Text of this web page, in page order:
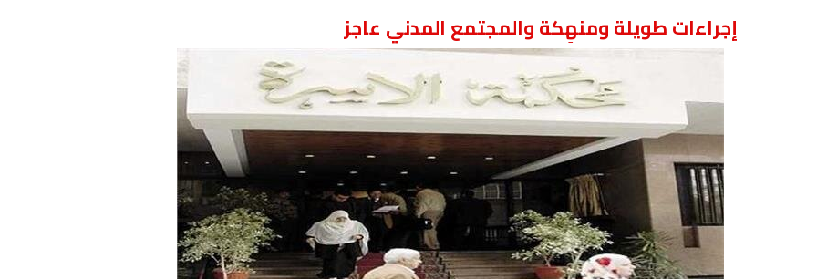
إجراءات طويلة ومنهِكة والمجتمع المدني عاجز